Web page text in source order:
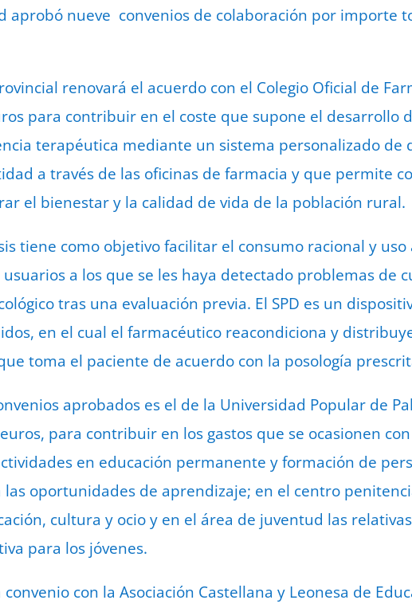
aprobó nueve convenios de colaboración por importe
renovará el acuerdo con el Colegio Oficial de
para contribuir en el coste que supone el desarrollo
terapéutica mediante un sistema personalizado de
a través de las oficinas de farmacia y que permite
el bienestar y la calidad de vida de la población rural.
tiene como objetivo facilitar el consumo racional y uso
a los que se les haya detectado problemas de
tras una evaluación previa. El SPD es un
en el cual el farmacéutico reacondiciona y
toma el paciente de acuerdo con la posología
aprobados es el de la Universidad Popular de
para contribuir en los gastos que se ocasionen
en educación permanente y formación de
las oportunidades de aprendizaje; en el centro
cultura y ocio y en el área de juventud las
para los jóvenes.
con la Asociación Castellana y Leonesa de